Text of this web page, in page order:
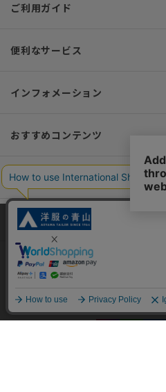
ご利用ガイド
便利なサービス
インフォメーション
おすすめコンテンツ
ポリシー・企業情報
オーダースーツなら SHITATE
当サイトでは、快適な閲覧体験とコン
しています。閲覧を続けることで、
します。詳細については
同意して